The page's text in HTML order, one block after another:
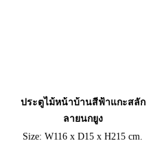
ประตูไม้หน้าบ้านสีฟ้าแกะสลัก
ลายนกยูง
Size: W116 x D15 x H215 cm.